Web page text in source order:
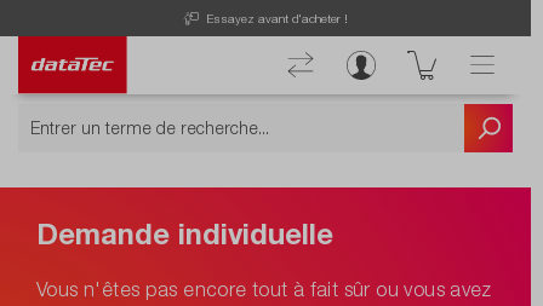
Essayez avant d'acheter !
Demande individuelle
Vous n'êtes pas encore tout à fait sûr ou vous avez